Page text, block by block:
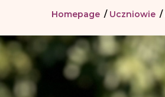
Homepage / Uczniowie /